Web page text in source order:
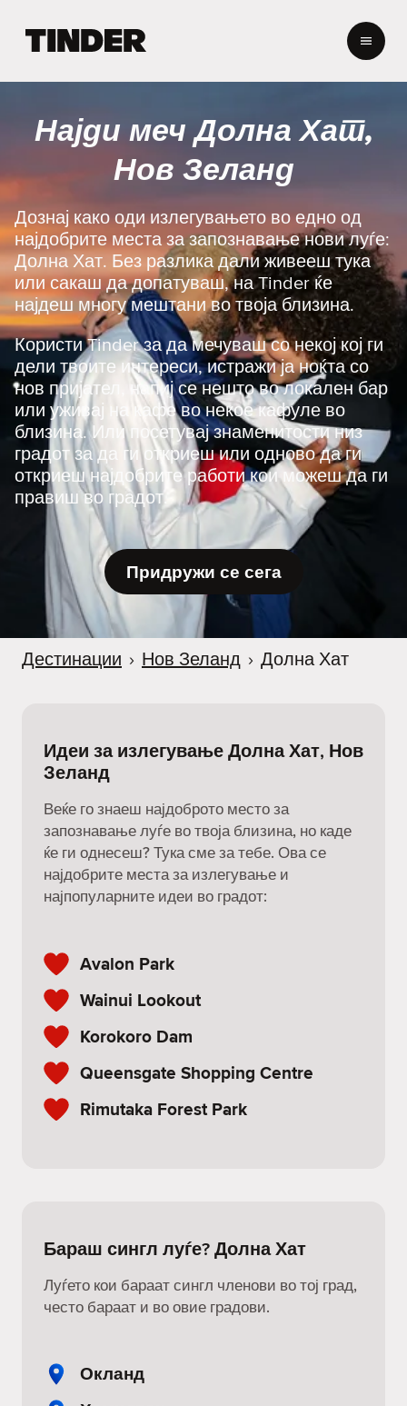
r
o
e
Најди меч Долна Хат,
Нов Зеланд
Дознај како оди излегувањето во едно од
најдобрите места за запознавање нови луѓе:
Долна Хат. Без разлика дали живееш тука
или сакаш да допатуваш, на Tinder ќе
најдеш многу мештани во твоја близина.
Користи Tinder за да мечуваш со некој кој ги
дели твоите интереси, истражи ја ноќта со
нов пријател, напиј се нешто во локален бар
или уживај на кафе во некое кафуле во
близина. Или посетувај знаменитости низ
градот за да ги откриеш или одново да ги
откриеш најдобрите работи кои можеш да ги
правиш во градот.
Придружи се сега
Дестинации › Нов Зеланд › Долна Хат
Идеи за излегување Долна Хат, Нов
Зеланд
Веќе го знаеш најдоброто место за
запознавање луѓе во твоја близина, но каде
ќе ги однесеш? Тука сме за тебе. Ова се
најдобрите места за излегување и
најпопуларните идеи во градот:
Avalon Park
Wainui Lookout
Korokoro Dam
Queensgate Shopping Centre
Rimutaka Forest Park
Бараш сингл луѓе? Долна Хат
Луѓето кои бараат сингл членови во тој град,
често бараат и во овие градови.
Окланд